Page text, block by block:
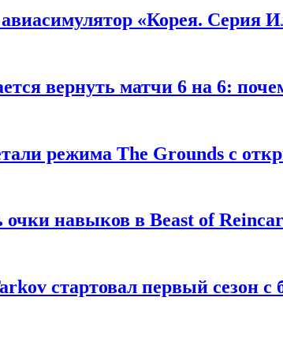
«Корея. Серия
вернуть матчи 6 на 6:
режима The Grounds с
очки навыков в Beast of
стартовал первый сезон